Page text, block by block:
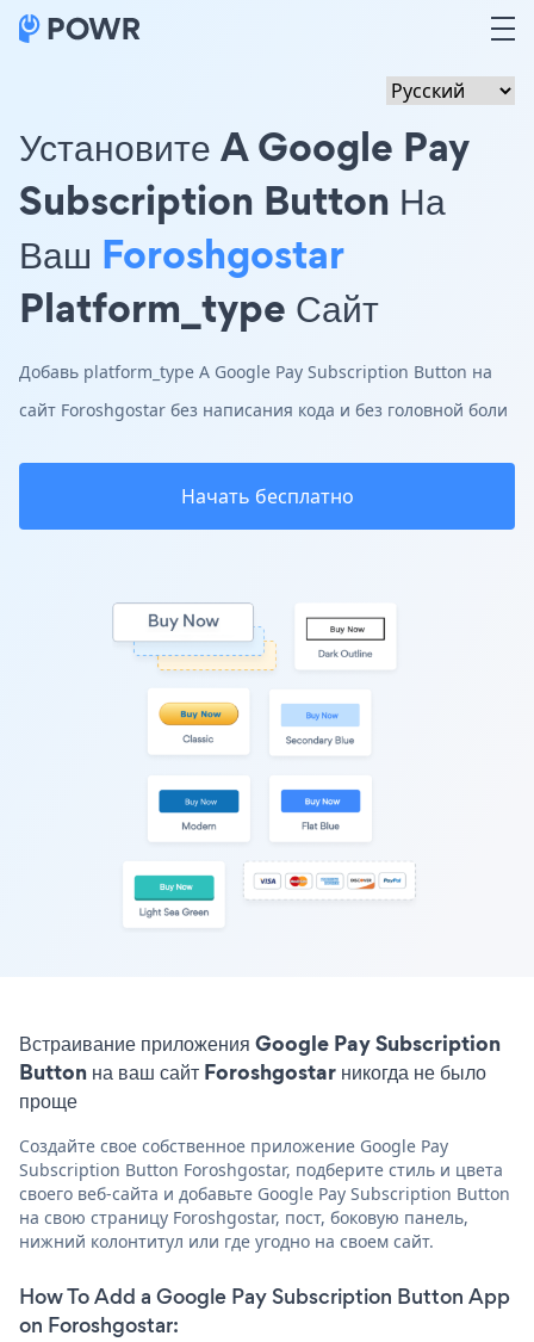
Установите A Google Pay
Subscription Button На
Ваш Foroshgostar
Platform_type Сайт
Добавь platform_type A Google Pay Subscription Button на
сайт Foroshgostar без написания кода и без головной боли
Начать бесплатно
Встраивание приложения Google Pay Subscription
Button на ваш сайт Foroshgostar никогда не было
проще
Создайте свое собственное приложение Google Pay
Subscription Button Foroshgostar, подберите стиль и цвета
своего веб-сайта и добавьте Google Pay Subscription Button
на свою страницу Foroshgostar, пост, боковую панель,
нижний колонтитул или где угодно на своем сайт.
How To Add a Google Pay Subscription Button App
on Foroshgostar: